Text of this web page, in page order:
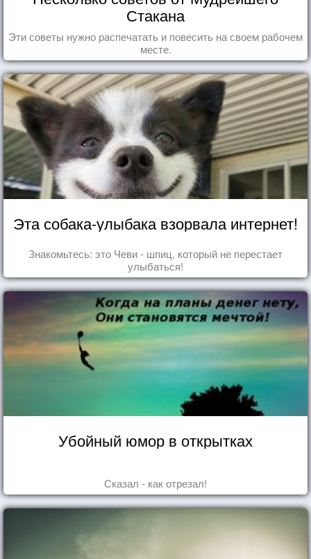
Стакана
Эти советы нужно распечатать и повесить на своем рабочем
месте.
Эта собака-улыбака взорвала интернет!
Знакомьтесь: это Чеви - шпиц, который не перестает
улыбаться!
Убойный юмор в открытках
Сказал - как отрезал!